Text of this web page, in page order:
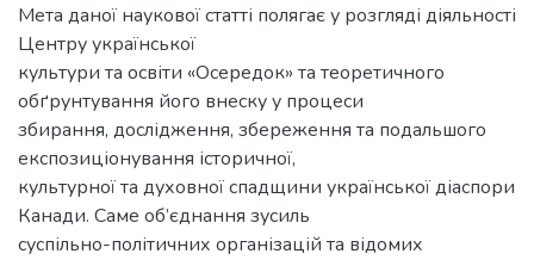
Мета даної наукової статті полягає у розгляді діяльності
Центру української
культури та освіти «Осередок» та теоретичного
обґрунтування його внеску у процеси
збирання, дослідження, збереження та подальшого
експозиціонування історичної,
культурної та духовної спадщини української діаспори
Канади. Саме об’єднання зусиль
суспільно-політичних організацій та відомих